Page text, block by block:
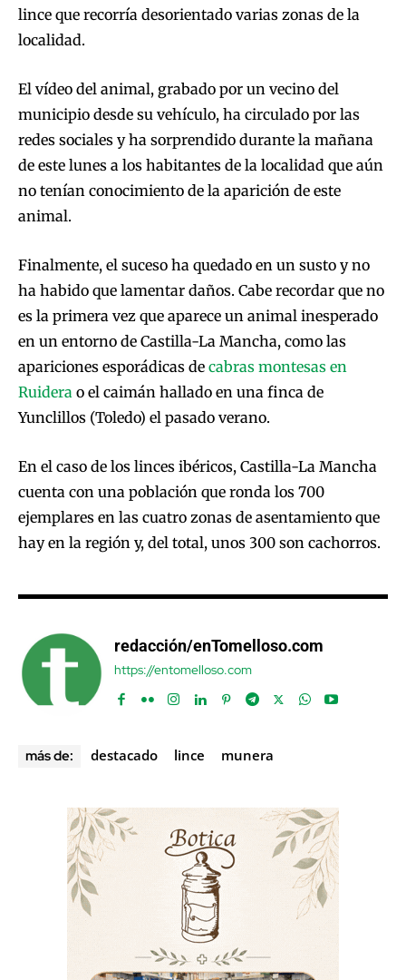
lince que recorría desorientado varias zonas de la
localidad.
El vídeo del animal, grabado por un vecino del
municipio desde su vehículo, ha circulado por las
redes sociales y ha sorprendido durante la mañana
de este lunes a los habitantes de la localidad que aún
no tenían conocimiento de la aparición de este
animal.
Finalmente, el suceso ha quedado en un susto y no
ha habido que lamentar daños. Cabe recordar que no
es la primera vez que aparece un animal inesperado
en un entorno de Castilla-La Mancha, como las
apariciones esporádicas de cabras montesas en
Ruidera o el caimán hallado en una finca de
Yunclillos (Toledo) el pasado verano.
En el caso de los linces ibéricos, Castilla-La Mancha
cuenta con una población que ronda los 700
ejemplares en las cuatro zonas de asentamiento que
hay en la región y, del total, unos 300 son cachorros.
redacción/enTomelloso.com
https://entomelloso.com
más de: destacado lince munera